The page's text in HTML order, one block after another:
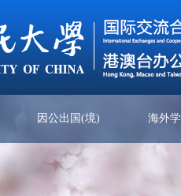
因公出国(境) 海外